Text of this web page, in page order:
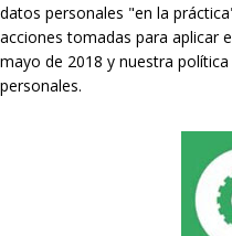
datos personales "en la
acciones tomadas para aplicar
mayo de 2018 y nuestra
personales.